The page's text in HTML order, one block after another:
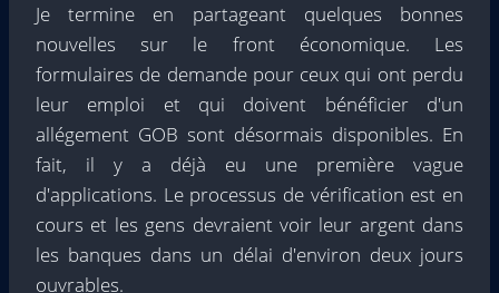
Je termine en partageant quelques bonnes
nouvelles sur le front économique. Les
formulaires de demande pour ceux qui ont perdu
leur emploi et qui doivent bénéficier d'un
allégement GOB sont désormais disponibles. En
fait, il y a déjà eu une première vague
d'applications. Le processus de vérification est en
cours et les gens devraient voir leur argent dans
les banques dans un délai d'environ deux jours
ouvrables.